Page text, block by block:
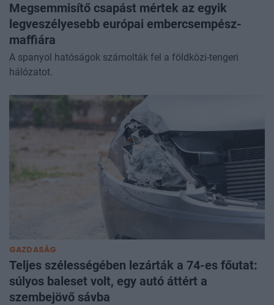
Megsemmisítő csapást mértek az egyik
legveszélyesebb európai embercsempész-
maffiára
A spanyol hatóságok számolták fel a földközi-tengeri
hálózatot.
GAZDASÁG
Teljes szélességében lezárták a 74-es főutat:
súlyos baleset volt, egy autó áttért a
szembejövő sávba